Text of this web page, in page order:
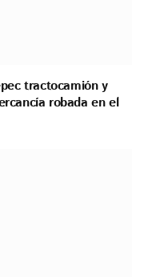
tractocamión y
robada en el